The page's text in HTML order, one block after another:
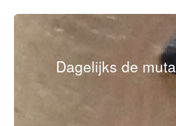
Dagelijks de